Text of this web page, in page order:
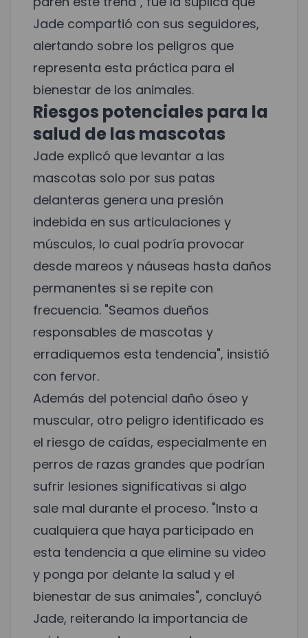
Jade compartió con sus seguidores,
alertando sobre los peligros que
representa esta práctica para el
bienestar de los animales.
Riesgos potenciales para la
salud de las mascotas
Jade explicó que levantar a las
mascotas solo por sus patas
delanteras genera una presión
indebida en sus articulaciones y
músculos, lo cual podría provocar
desde mareos y náuseas hasta daños
permanentes si se repite con
frecuencia. "Seamos dueños
responsables de mascotas y
erradiquemos esta tendencia", insistió
con fervor.
Además del potencial daño óseo y
muscular, otro peligro identificado es
el riesgo de caídas, especialmente en
perros de razas grandes que podrían
sufrir lesiones significativas si algo
sale mal durante el proceso. "Insto a
cualquiera que haya participado en
esta tendencia a que elimine su video
y ponga por delante la salud y el
bienestar de sus animales", concluyó
Jade, reiterando la importancia de